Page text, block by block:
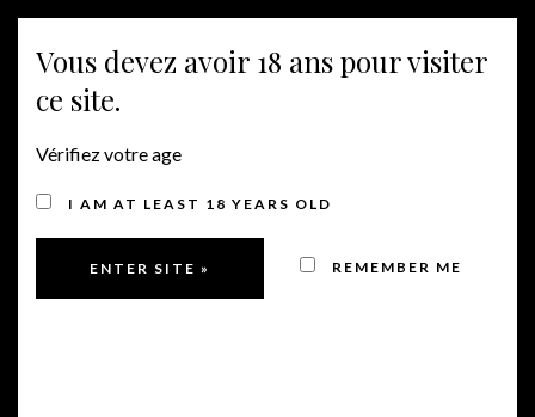
NAVIGATION
Vous devez avoir 18 ans pour visiter
ce site.
Vérifiez votre age
I AM AT LEAST 18 YEARS OLD
REMEMBER ME